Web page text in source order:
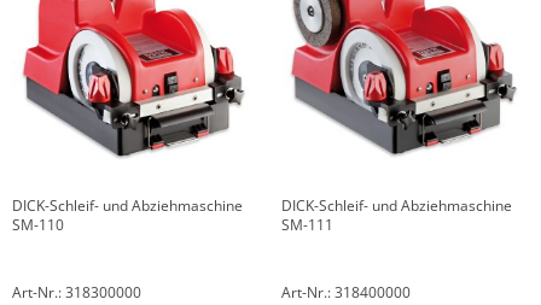
DICK-Schleif- und Abziehmaschine
SM-110
Art-Nr.: 318300000
DICK-Schleif- und Abziehmaschine
SM-111
Art-Nr.: 318400000